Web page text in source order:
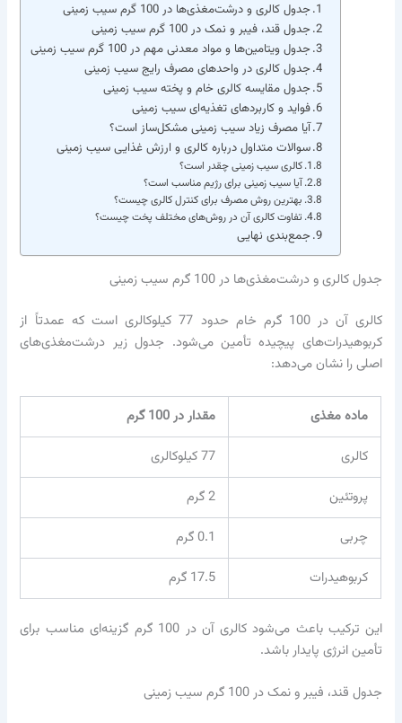
جدول کالری و درشت‌مغذی‌ها در 100 گرم سیب زمینی
جدول قند، فیبر و نمک در 100 گرم سیب زمینی
جدول ویتامین‌ها و مواد معدنی مهم در 100 گرم سیب زمینی
جدول کالری در واحدهای مصرف رایج سیب زمینی
جدول مقایسه کالری خام و پخته سیب زمینی
فواید و کاربردهای تغذیه‌ای سیب زمینی
آیا مصرف زیاد سیب زمینی مشکل‌ساز است؟
سوالات متداول درباره کالری و ارزش غذایی سیب زمینی
کالری سیب زمینی چقدر است؟
آیا سیب زمینی برای رژیم مناسب است؟
بهترین روش مصرف برای کنترل کالری چیست؟
تفاوت کالری آن در روش‌های مختلف پخت چیست؟
جمع‌بندی نهایی
جدول کالری و درشت‌مغذی‌ها در 100 گرم سیب زمینی
کالری آن در 100 گرم خام حدود 77 کیلوکالری است که عمدتاً از
کربوهیدرات‌های پیچیده تأمین می‌شود. جدول زیر درشت‌مغذی‌های
اصلی را نشان می‌دهد:
ماده مغذی
مقدار در 100 گرم
کالری
77 کیلوکالری
پروتئین
2 گرم
چربی
0.1 گرم
کربوهیدرات
17.5 گرم
این ترکیب باعث می‌شود کالری آن در 100 گرم گزینه‌ای مناسب برای
تأمین انرژی پایدار باشد.
جدول قند، فیبر و نمک در 100 گرم سیب زمینی